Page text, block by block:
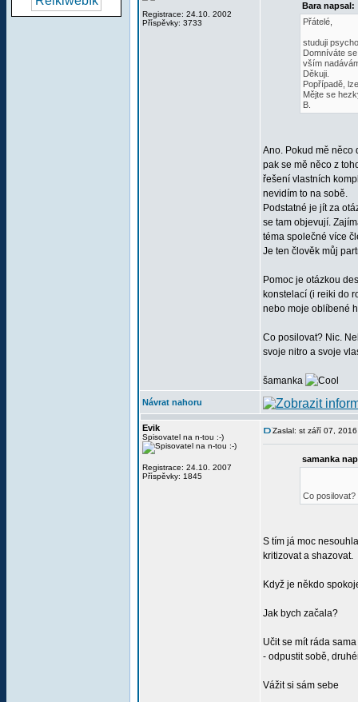
Registrace: 24.10. 2002
Příspěvky: 3733
Bara napsal:
Přátelé,
studuji
Domníváte
vším
Děkuji.
Popřípadě,
Mějte se
B.
Ano. Pokud mě něco
pak se mě něco z
řešení vlastních
nevidím to na sobě.
Podstatné je jít za
se tam objevují.
téma společné více
Je ten člověk můj
Pomoc je otázkou
konstelací (i reiki do
nebo moje oblíbené
Co posilovat? Nic.
svoje nitro a svoje
šamanka
Návrat nahoru
Evik
Spisovatel na n-tou :-)
Registrace: 24.10. 2007
Příspěvky: 1845
Zaslal: st září 07,
samanka
Co posilovat?
S tím já moc
kritizovat a shazovat.
Když je někdo
Jak bych začala?
Učit se mít ráda
- odpustit sobě,
Vážit si sám sebe